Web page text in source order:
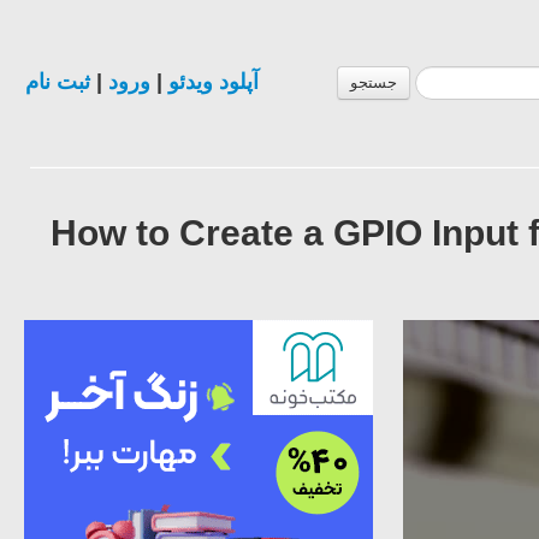
جستجو آپلود ویدئو| ورود| ثبت نام
How to Create a GPIO